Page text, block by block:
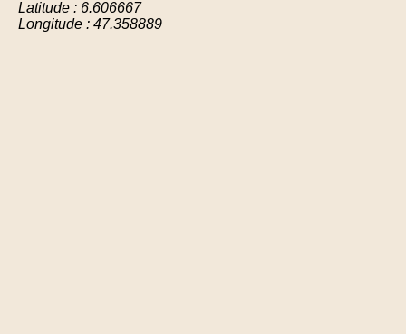
Latitude : 6.606667
Longitude : 47.358889